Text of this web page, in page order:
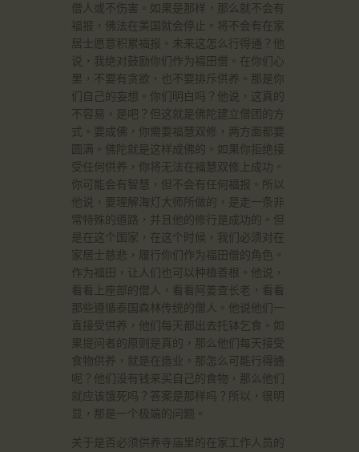
僧人或不伤害。如果是那样，那么就不会有
福报，佛法在美国就会停止。将不会有在家
居士愿意积累福报。未来这怎么行得通？他
说，我绝对鼓励你们作为福田僧。在你们心
里，不要有贪欲，也不要排斥供养。那是你
们自己的妄想。你们明白吗？他说，这真的
不容易，是吧？但这就是佛陀建立僧团的方
式。要成佛，你需要福慧双修，两方面都要
圆满。佛陀就是这样成佛的。如果你拒绝接
受任何供养，你将无法在福慧双修上成功。
你可能会有智慧，但不会有任何福报。所以
他说，要理解海灯大师所做的，是走一条非
常特殊的道路，并且他的修行是成功的。但
是在这个国家，在这个时候，我们必须对在
家居士慈悲，履行你们作为福田僧的角色。
作为福田，让人们也可以种植善根。他说，
看看上座部的僧人，看看阿姜查长老，看看
那些遵循泰国森林传统的僧人。他说他们一
直接受供养，他们每天都出去托钵乞食。如
果提问者的原则是真的，那么他们每天接受
食物供养，就是在造业。那怎么可能行得通
呢？他们没有钱来买自己的食物，那么他们
就应该饿死吗？答案是那样吗？所以，很明
显，那是一个极端的问题。
关于是否必须供养寺庙里的在家工作人员的